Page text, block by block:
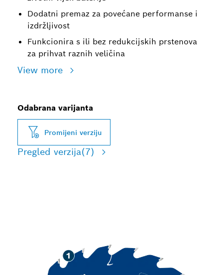
Dodatni premaz za povećane performanse i
izdržljivost
Funkcionira s ili bez redukcijskih prstenova
za prihvat raznih veličina
View more
Odabrana varijanta
Promijeni verziju
Pregled verzija(7)